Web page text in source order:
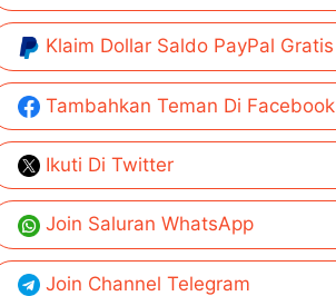
Klaim Dollar Saldo PayPal Gratis
Tambahkan Teman Di Facebook
Ikuti Di Twitter
Join Saluran WhatsApp
Join Channel Telegram